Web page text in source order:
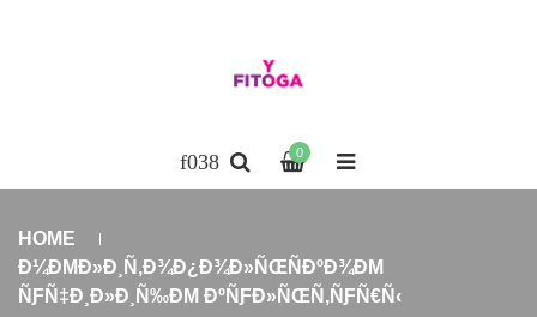
0
HOME
Ð¼ÐΜÐ»Ð¸Ñ‚Ð¾Ð¿Ð¾Ð»ÑŒÑÐºÐ¾ÐΜ
ÑƑÑ‡Ð¸Ð»Ð¸Ñ‰ÐΜ ÐºÑƑÐ»ÑŒÑ‚ÑƑÑ€Ñ‹